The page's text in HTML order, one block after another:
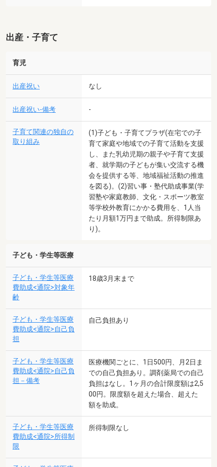
出産・子育て
育児
出産祝い なし
出産祝い-備考 -
子育て関連の独自の
取り組み
(1)子ども・子育てプラザ(在宅での子
育て家庭や地域での子育て活動を支援
し、また乳幼児期の親子や子育て支援
者、就学期の子どもが集い交流する機
会を提供する等、地域福祉活動の推進
を図る)。(2)習い事・塾代助成事業(学
習塾や家庭教師、文化・スポーツ教室
等学校外教育にかかる費用を、1人当
たり月額1万円まで助成。所得制限あ
り)。
子ども・学生等医療
子ども・学生等医療
費助成<通院>対象年
齢
18歳3月末まで
子ども・学生等医療
費助成<通院>自己負
担
自己負担あり
子ども・学生等医療
費助成<通院>自己負
担－備考
医療機関ごとに、1日500円、月2日ま
での自己負担あり。調剤薬局での自己
負担はなし。1ヶ月の合計限度額は2,5
00円。限度額を超えた場合、超えた
額を助成。
子ども・学生等医療
費助成<通院>所得制
限
所得制限なし